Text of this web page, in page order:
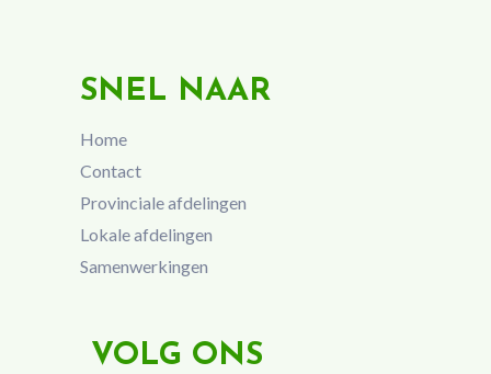
SNEL NAAR
Home
Contact
Provinciale afdelingen
Lokale afdelingen
Samenwerkingen
VOLG ONS